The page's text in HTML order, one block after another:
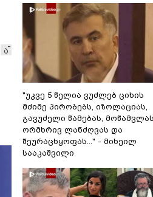
ა
"უკვე 5 წელია ვუძლებ ციხის
მძიმე პირობებს, იზოლაციას,
გავუძელი წამებას, მოწამვლას,
ორმხრივ ლანძღვას და
შეურაცხყოფას..." - მიხეილ
სააკაშვილი